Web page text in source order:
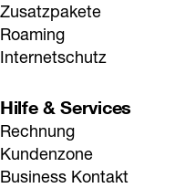
Zusatzpakete
Roaming
Internetschutz
Hilfe & Services
Rechnung
Kundenzone
Business Kontakt